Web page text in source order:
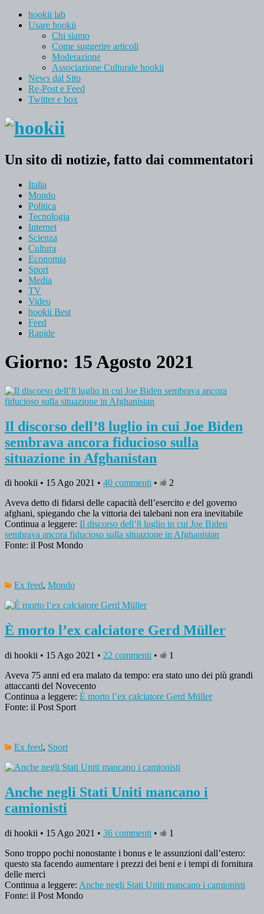
hookii lab
Usare hookii
Chi siamo
Come suggerire articoli
Moderazione
Associazione Culturale hookii
News dal Sito
Re-Post e Feed
Twitter e box
Un sito di notizie, fatto dai commentatori
Italia
Mondo
Politica
Tecnologia
Internet
Scienza
Cultura
Economia
Sport
Media
TV
Video
hookii Best
Feed
Rapide
Giorno: 15 Agosto 2021
Il discorso dell’8 luglio in cui Joe Biden
sembrava ancora fiducioso sulla
situazione in Afghanistan
di hookii • 15 Ago 2021 • 40 commenti •
2
Aveva detto di fidarsi delle capacità dell’esercito e del governo
afghani, spiegando che la vittoria dei talebani non era inevitabile
Continua a leggere: Il discorso dell’8 luglio in cui Joe Biden
sembrava ancora fiducioso sulla situazione in Afghanistan
Fonte: il Post Mondo
Ex feed, Mondo
È morto l’ex calciatore Gerd Müller
di hookii • 15 Ago 2021 • 22 commenti •
1
Aveva 75 anni ed era malato da tempo: era stato uno dei più grandi
attaccanti del Novecento
Continua a leggere: È morto l’ex calciatore Gerd Müller
Fonte: il Post Sport
Ex feed, Sport
Anche negli Stati Uniti mancano i
camionisti
di hookii • 15 Ago 2021 • 36 commenti •
1
Sono troppo pochi nonostante i bonus e le assunzioni dall’estero:
questo sta facendo aumentare i prezzi dei beni e i tempi di fornitura
delle merci
Continua a leggere: Anche negli Stati Uniti mancano i camionisti
Fonte: il Post Mondo